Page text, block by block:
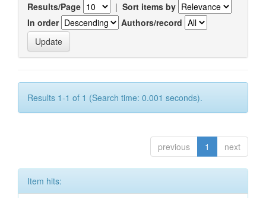
Results/Page | Sort items by
In order
Authors/record
Results 1-1 of 1 (Search time: 0.001 seconds).
previous 1 next
Item hits: